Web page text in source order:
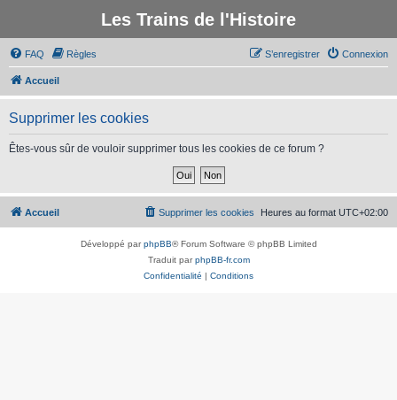
Les Trains de l'Histoire
FAQ Règles Connexion
S’enregistrer
Accueil
Supprimer les cookies
Êtes-vous sûr de vouloir supprimer tous les cookies de ce forum ?
Accueil Heures au format UTC+02:00
Supprimer les cookies
Développé parphpBB® Forum Software © phpBB Limited
Traduit parphpBB-fr.com
Confidentialité | Conditions